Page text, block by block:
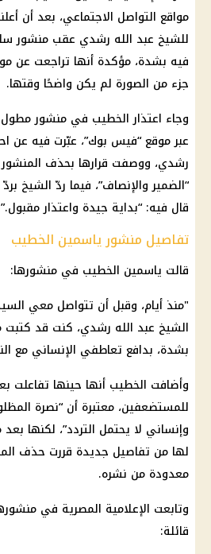
مواقع التواصل الاجتماعي، بعد أن
للشيخ عبد الله رشدي عقب منشور
فيه بشدة، مؤكدة أنها تراجعت عن
جزء من الصورة لم يكن واضحًا وقتها.
وجاء اعتذار الخطيب في منشور
عبر موقع “فيس بوك”، عبّرت فيه عن
رشدي، ووصفت قرارها بحذف المنشور
“الضمير والإنصاف”، فيما ردّ الشيخ
قال فيه: “بداية جيدة واعتذار مقبول.”
تفاصيل منشور ياسمين الخطيب
قالت ياسمين الخطيب في منشورها:
"منذ أيام، وقبل أن تتواصل معي
الشيخ عبد الله رشدي، كنت قد كتبت
بشدة، بدافع تعاطفي الإنساني مع
وأضافت الخطيب أنها حينها تفاعلت
للمستضعفين، معتبرة أن “نصرة
وإنساني لا يحتمل التردد”، لكنها
لها من تفاصيل جديدة قررت حذف
معدودة من نشره.
وتابعت الإعلامية المصرية في
قائلة: